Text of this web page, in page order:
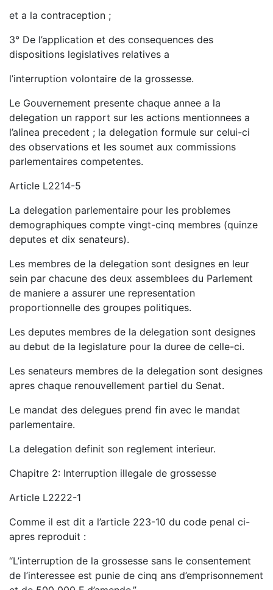
et a la contraception ;
3° De l’application et des consequences des
dispositions legislatives relatives a
l’interruption volontaire de la grossesse.
Le Gouvernement presente chaque annee a la
delegation un rapport sur les actions mentionnees a
l’alinea precedent ; la delegation formule sur celui-ci
des observations et les soumet aux commissions
parlementaires competentes.
Article L2214-5
La delegation parlementaire pour les problemes
demographiques compte vingt-cinq membres (quinze
deputes et dix senateurs).
Les membres de la delegation sont designes en leur
sein par chacune des deux assemblees du Parlement
de maniere a assurer une representation
proportionnelle des groupes politiques.
Les deputes membres de la delegation sont designes
au debut de la legislature pour la duree de celle-ci.
Les senateurs membres de la delegation sont designes
apres chaque renouvellement partiel du Senat.
Le mandat des delegues prend fin avec le mandat
parlementaire.
La delegation definit son reglement interieur.
Chapitre 2: Interruption illegale de grossesse
Article L2222-1
Comme il est dit a l’article 223-10 du code penal ci-
apres reproduit :
“L’interruption de la grossesse sans le consentement
de l’interessee est punie de cinq ans d’emprisonnement